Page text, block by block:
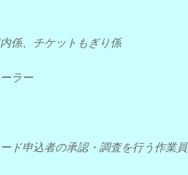
係、チケットもぎり係
ラー
ド申込者の承認・調査を行う作業員